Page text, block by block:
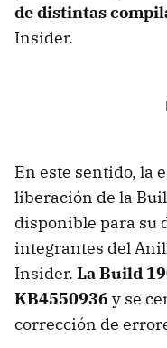
de distintas
Insider.
En este sentido, la
liberación de la
disponible para su
integrantes del
Insider. La Build
KB4550936 y se
corrección de